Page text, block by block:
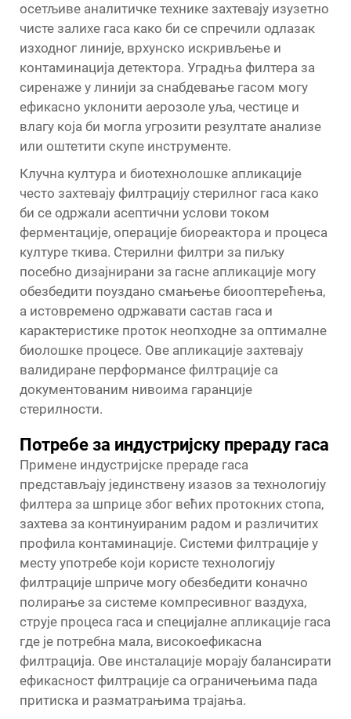
осетљиве аналитичке технике захтевају изузетно
чисте залихе гаса како би се спречили одлазак
изходног линије, врхунско искривљење и
контаминација детектора. Уградња филтера за
сиренаже у линији за снабдевање гасом могу
ефикасно уклонити аерозоле уља, честице и
влагу која би могла угрозити резултате анализе
или оштетити скупе инструменте.
Клучна култура и биотехнолошке апликације
често захтевају филтрацију стерилног гаса како
би се одржали асептични услови током
ферментације, операције биореактора и процеса
културе ткива. Стерилни филтри за пиљку
посебно дизајнирани за гасне апликације могу
обезбедити поуздано смањење биооптерећења,
а истовремено одржавати састав гаса и
карактеристике проток неопходне за оптималне
биолошке процесе. Ове апликације захтевају
валидиране перформансе филтрације са
документованим нивоима гаранције
стерилности.
Потребе за индустријску прераду гаса
Примене индустријске прераде гаса
представљају јединствену изазов за технологију
филтера за шприце због већих протокних стопа,
захтева за континуираним радом и различитих
профила контаминације. Системи филтрације у
месту употребе који користе технологију
филтрације шприче могу обезбедити коначно
полирање за системе компресивног ваздуха,
струје процеса гаса и специјалне апликације гаса
где је потребна мала, високоефикасна
филтрација. Ове инсталације морају балансирати
ефикасност филтрације са ограничењима пада
притиска и разматрањима трајања.